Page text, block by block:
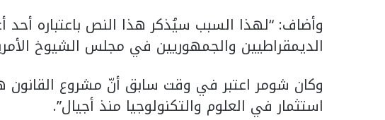
وأضاف: “لهذا السبب سيُذكر هذا النص باعتباره أحد
الديمقراطيين والجمهوريين في مجلس الشيوخ
وكان شومر اعتبر في وقت سابق أنّ مشروع القانون
استثمار في العلوم والتكنولوجيا منذ أجيال”.